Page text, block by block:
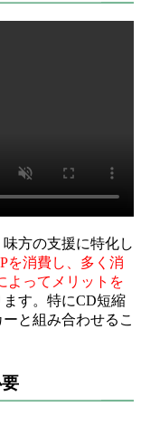
方の支援に特化し
を消費し、多く消
よってメリットを
す。特にCD短縮
と組み合わせるこ